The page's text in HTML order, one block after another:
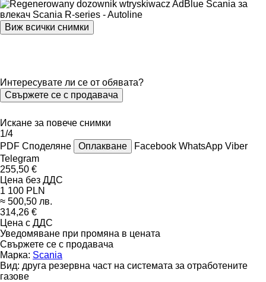
Виж всички снимки
Интересувате ли се от обявата?
Свържете се с продавача
Искане за повече снимки
1/4
PDF Споделяне Оплакване Facebook WhatsApp Viber
Telegram
255,50 €
Цена без ДДС
1 100 PLN
≈ 500,50 лв.
314,26 €
Цена с ДДС
Уведомяване при промяна в цената
Свържете се с продавача
Марка: Scania
Вид: друга резервна част на системата за отработените
газове